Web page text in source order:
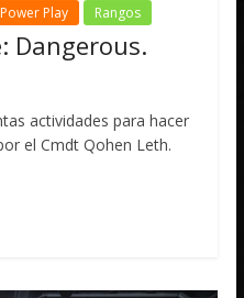
Power Play Rangos
Dangerous.
actividades para hacer
el Cmdt Qohen Leth.